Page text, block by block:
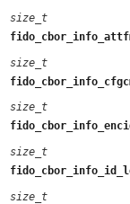
size_t
size_t
size_t
size_t
size_t